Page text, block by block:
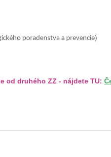
poradenstva a prevencie)
od druhého ZZ - nájdete TU: